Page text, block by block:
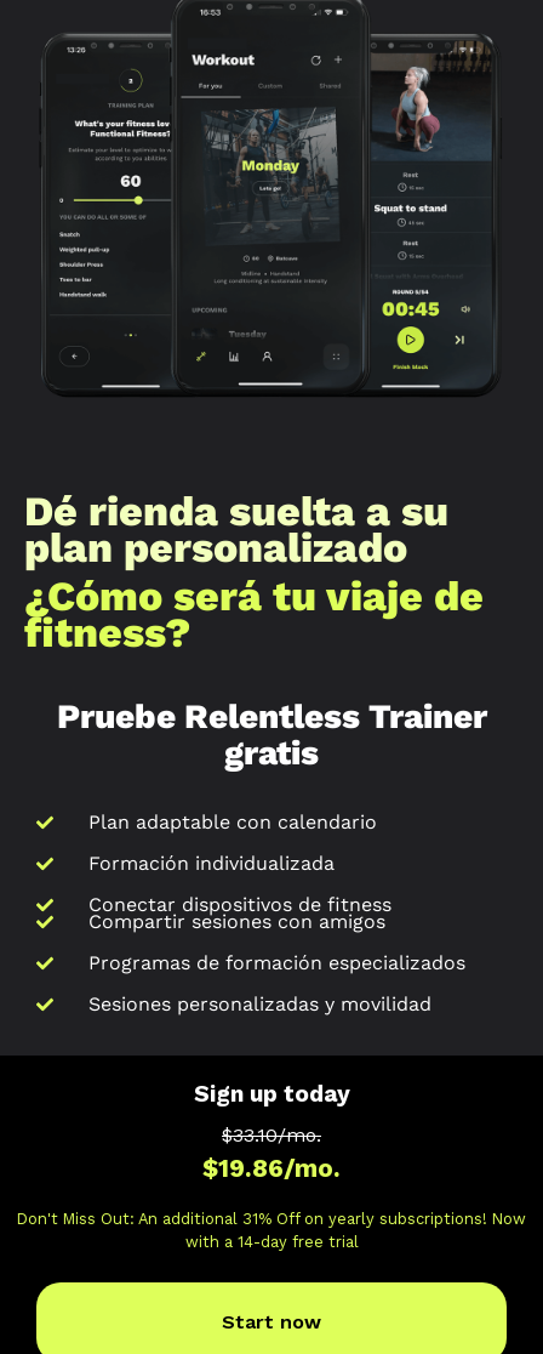
Dé rienda suelta a su
plan personalizado
¿Cómo será tu viaje de
fitness?
Pruebe Relentless Trainer
gratis
Plan adaptable con calendario
Formación individualizada
Conectar dispositivos de fitness
Compartir sesiones con amigos
Programas de formación especializados
Sesiones personalizadas y movilidad